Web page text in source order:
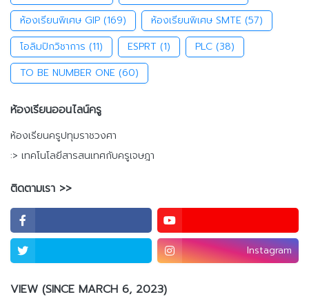
ห้องเรียนพิเศษ GIP (169) ห้องเรียนพิเศษ SMTE (57)
โอลิมปิกวิชาการ (11) ESPRT (1) PLC (38)
TO BE NUMBER ONE (60)
ห้องเรียนออนไลน์ครู
ห้องเรียนครูปทุมราชวงศา
:> เทคโนโลยีสารสนเทศกับครูเจษฎา
ติดตามเรา >>
Instagram
VIEW (SINCE MARCH 6, 2023)